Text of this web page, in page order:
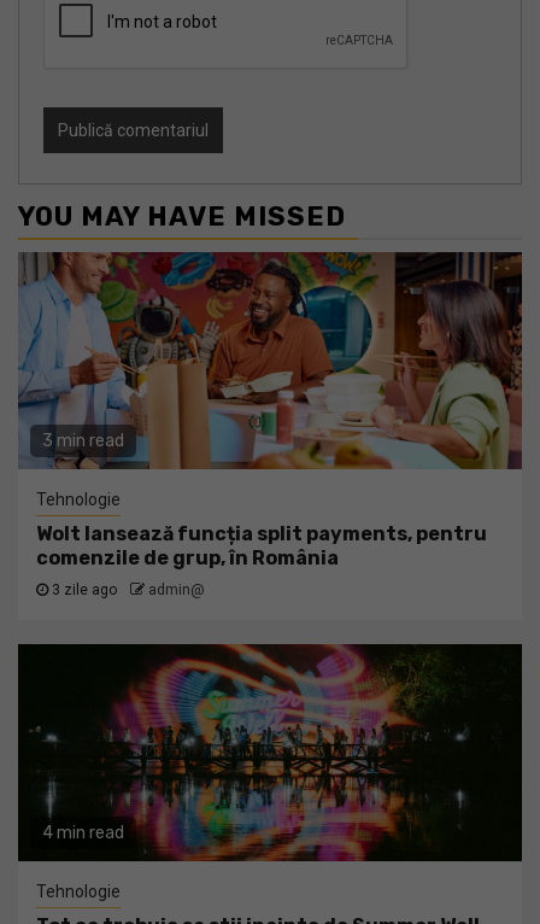
YOU MAY HAVE MISSED
3 min read
Tehnologie
Wolt lansează funcția split payments, pentru
comenzile de grup, în România
3 zile ago admin@
4 min read
Tehnologie